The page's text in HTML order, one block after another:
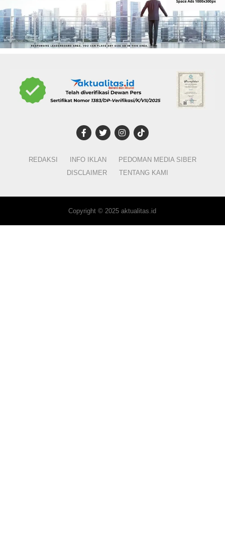
REDAKSI INFO IKLAN
PEDOMAN MEDIA SIBER
DISCLAIMER
TENTANG KAMI
Copyright © 2025 aktualitas.id